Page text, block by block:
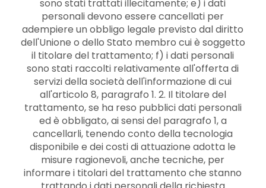
sono stati trattati illecitamente; e) i dati
personali devono essere cancellati per
adempiere un obbligo legale previsto dal diritto
dell'Unione o dello Stato membro cui è soggetto
il titolare del trattamento; f) i dati personali
sono stati raccolti relativamente all'offerta di
servizi della società dell'informazione di cui
all'articolo 8, paragrafo 1. 2. Il titolare del
trattamento, se ha reso pubblici dati personali
ed è obbligato, ai sensi del paragrafo 1, a
cancellarli, tenendo conto della tecnologia
disponibile e dei costi di attuazione adotta le
misure ragionevoli, anche tecniche, per
informare i titolari del trattamento che stanno